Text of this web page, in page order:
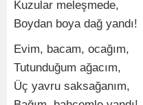
Kuzular meleşmede,
Boydan boya dağ yandı!
Evim, bacam, ocağım,
Tutunduğum ağacım,
Üç yavru saksağanım,